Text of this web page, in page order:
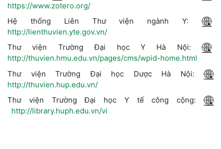
https://www.zotero.org/
Hệ thống Liên Thư viện ngành Y:
http://lienthuvien.yte.gov.vn/
Thư viện Trường Đại học Y Hà Nội:
http://thuvien.hmu.edu.vn/pages/cms/wpid-home.html
Thư viện Trường Đại học Dược Hà Nội:
http://thuvien.hup.edu.vn/
Thư viện Trường Đại học Y tế công cộng:
http://library.huph.edu.vn/vi